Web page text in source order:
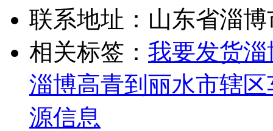
联系地址： 山东省淄
相关标签： 我要发货淄
淄博高青到丽水市辖
源信息